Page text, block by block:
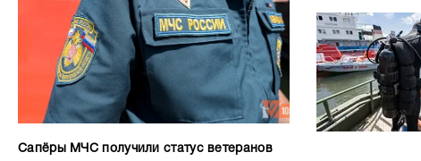
Сапёры МЧС получили статус ветеранов